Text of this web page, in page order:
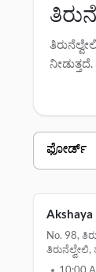
Akshaya
No. 98,